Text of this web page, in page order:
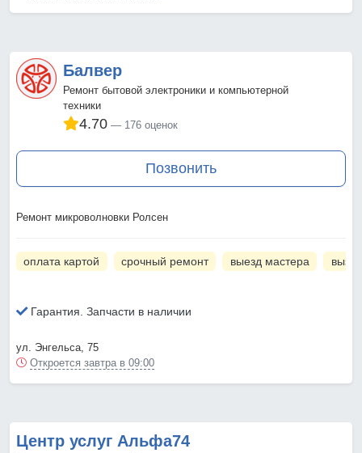
Балвер
Ремонт бытовой электроники и компьютерной
техники
4.70 176 оценок
Позвонить
Ремонт микроволновки Ролсен
оплата картой срочный ремонт выезд мастера
Гарантия. Запчасти в наличии
ул. Энгельса, 75
Откроется завтра в 09:00
Центр услуг Альфа74